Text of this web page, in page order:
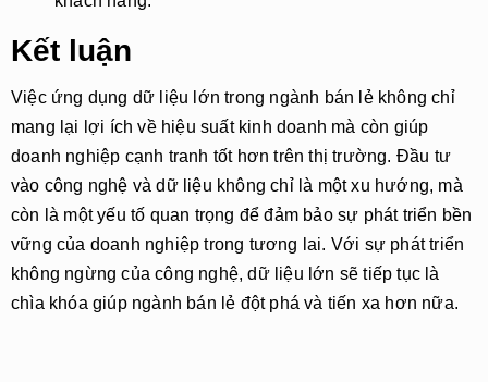
Kết luận
Việc ứng dụng dữ liệu lớn trong ngành bán lẻ không chỉ
mang lại lợi ích về hiệu suất kinh doanh mà còn giúp
doanh nghiệp cạnh tranh tốt hơn trên thị trường. Đầu tư
vào công nghệ và dữ liệu không chỉ là một xu hướng, mà
còn là một yếu tố quan trọng để đảm bảo sự phát triển bền
vững của doanh nghiệp trong tương lai. Với sự phát triển
không ngừng của công nghệ, dữ liệu lớn sẽ tiếp tục là
chìa khóa giúp ngành bán lẻ đột phá và tiến xa hơn nữa.